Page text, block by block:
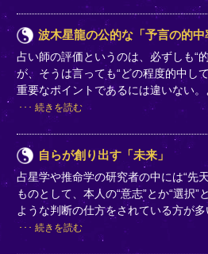
波木星龍の公的な「予言の的中
占い師の評価というのは、必ずしも“
が、そうは言っても“どの程度的中し
重要なポイントであるには違いない。
続きを読む
自らが創り出す「未来」
占星学や推命学の研究者の中には“先
ものとして、本人の“意志”とか“選択”
ような判断の仕方をされている方が
続きを読む